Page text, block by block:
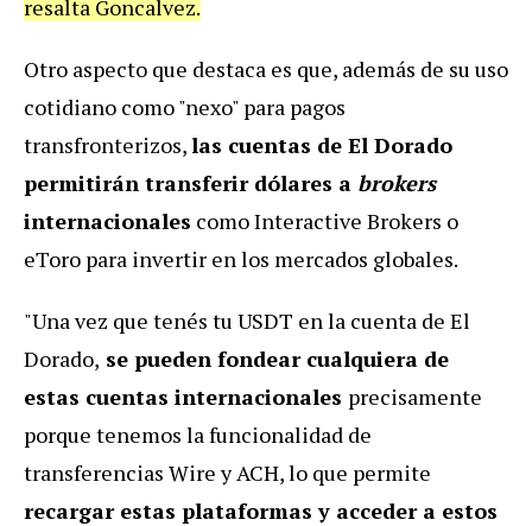
resalta Goncalvez.
Otro aspecto que destaca es que, además de su uso
cotidiano como "nexo" para pagos
transfronterizos,las cuentas de El Dorado
permitirán transferir dólares a brokers
internacionales como Interactive Brokers o
eToro para invertir en los mercados globales.
"Una vez que tenés tu USDT en la cuenta de El
Dorado, se pueden fondear cualquiera de
estas cuentas internacionales precisamente
porque tenemos la funcionalidad de
transferencias Wire y ACH, lo que permite
recargar estas plataformas y acceder a estos